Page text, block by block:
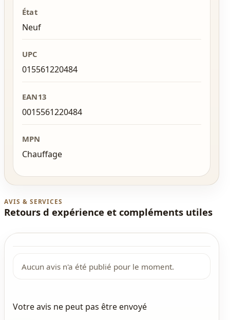
État
Neuf
UPC
015561220484
EAN13
0015561220484
MPN
Chauffage
AVIS & SERVICES
Retours d expérience et compléments utiles
Aucun avis n'a été publié pour le moment.
Votre avis ne peut pas être envoyé